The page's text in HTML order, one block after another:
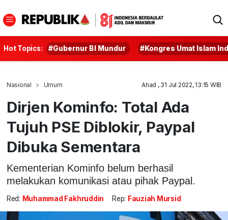
Hot Topics: #Gubernur BI Mundur #Kongres Umat Islam
Nasional Umum Ahad , 31 Jul 2022, 13:15 WIB
Dirjen Kominfo: Total Ada
Tujuh PSE Diblokir, Paypal
Dibuka Sementara
Kementerian Kominfo belum berhasil
melakukan komunikasi atau pihak Paypal.
Red: Muhammad Fakhruddin Rep: Fauziah Mursid